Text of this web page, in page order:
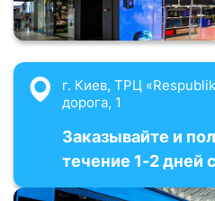
г. Киев, ТРЦ
дорога, 1
Заказывайте и
течение 1-2 дней